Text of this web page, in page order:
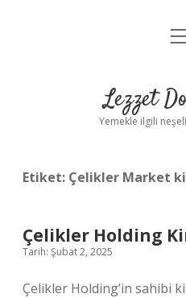
Yasal
Lezzet
Yemekle ilgili
Etiket: Çelikler Market
Çelikler Holding
Tarih: Şubat 2, 2025
Çelikler Holding’in sahibi